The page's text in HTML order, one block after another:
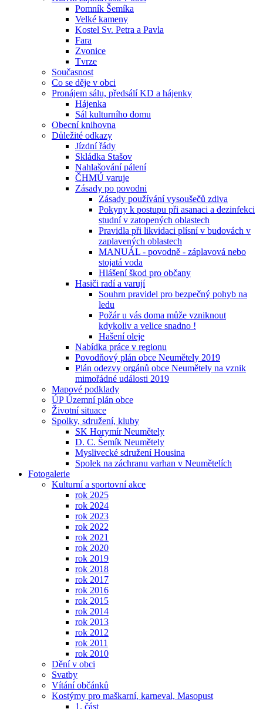
Pomník Šemíka
Velké kameny
Kostel Sv. Petra a Pavla
Fara
Zvonice
Tvrze
Současnost
Co se děje v obci
Pronájem sálu, předsálí KD a hájenky
Hájenka
Sál kulturního domu
Obecní knihovna
Důležité odkazy
Jízdní řády
Skládka Stašov
Nahlašování pálení
ČHMÚ varuje
Zásady po povodni
Zásady používání vysoušečů zdiva
Pokyny k postupu při asanaci a dezinfekci
studní v zatopených oblastech
Pravidla při likvidaci plísní v budovách v
zaplavených oblastech
MANUÁL - povodně - záplavová nebo
stojatá voda
Hlášení škod pro občany
Hasiči radí a varují
Souhrn pravidel pro bezpečný pohyb na
ledu
Požár u vás doma může vzniknout
kdykoliv a velice snadno !
Hašení oleje
Nabídka práce v regionu
Povodňový plán obce Neumětely 2019
Plán odezvy orgánů obce Neumětely na vznik
mimořádné události 2019
Mapové podklady
ÚP Územní plán obce
Životní situace
Spolky, sdružení, kluby
SK Horymír Neumětely
D. C. Šemík Neumětely
Myslivecké sdružení Housina
Spolek na záchranu varhan v Neumětelích
Fotogalerie
Kulturní a sportovní akce
rok 2025
rok 2024
rok 2023
rok 2022
rok 2021
rok 2020
rok 2019
rok 2018
rok 2017
rok 2016
rok 2015
rok 2014
rok 2013
rok 2012
rok 2011
rok 2010
Dění v obci
Svatby
Vítání občánků
Kostýmy pro maškarní, karneval, Masopust
1. část